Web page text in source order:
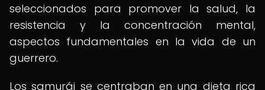
seleccionados para promover la salud, la
resistencia y la concentración mental,
aspectos fundamentales en la vida de un
guerrero.
Los samurái se centraban en una dieta rica